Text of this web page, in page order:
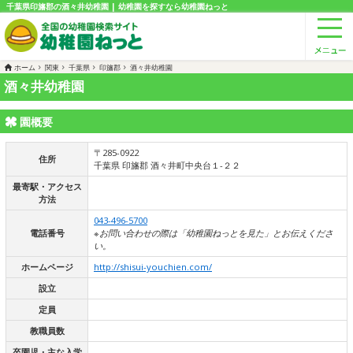
千葉県印旛郡の酒々井幼稚園 | 幼稚園を探すなら幼稚園ねっと
ホーム 関東 千葉県 印旛郡 酒々井幼稚園
酒々井幼稚園
園概要
住所
〒285-0922
千葉県 印旛郡 酒々井町中央台１-２２
最寄駅・アクセス
方法
電話番号
043-496-5700
※お問い合わせの際は「幼稚園ねっとを見た」とお伝えくださ
い。
ホームページ
http://shisui-youchien.com/
設立
定員
教職員数